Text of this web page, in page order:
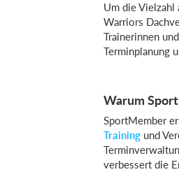
Um die Vielzahl
Warriors
Trainerinnen
Terminplanung
Warum
SportMember
Training und
verbessert die